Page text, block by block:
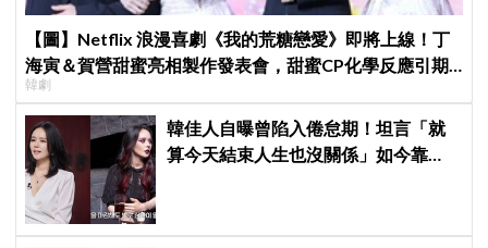
【圖】Netflix 浪漫喜劇《我的荒糖戀愛》即將上線！丁
海寅＆賀營甜蜜亮相製作發表會，甜蜜CP化學反應引期
待
韓劇
韓佳人自曝曾陷入倦怠期！坦言「就
算今天結束人生也沒關係」如今靠